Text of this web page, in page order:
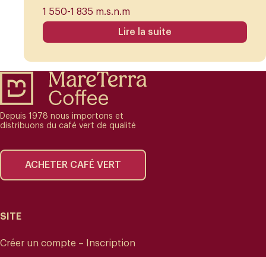
1 550-1 835 m.s.n.m
Lire la suite
Depuis 1978 nous importons et
distribuons du café vert de qualité
ACHETER CAFÉ VERT
SITE
Créer un compte – Inscription